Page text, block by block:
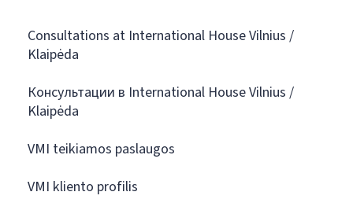
Consultations at International House Vilnius /
Klaipėda
Консультации в International House Vilnius /
Klaipėda
VMI teikiamos paslaugos
VMI kliento profilis